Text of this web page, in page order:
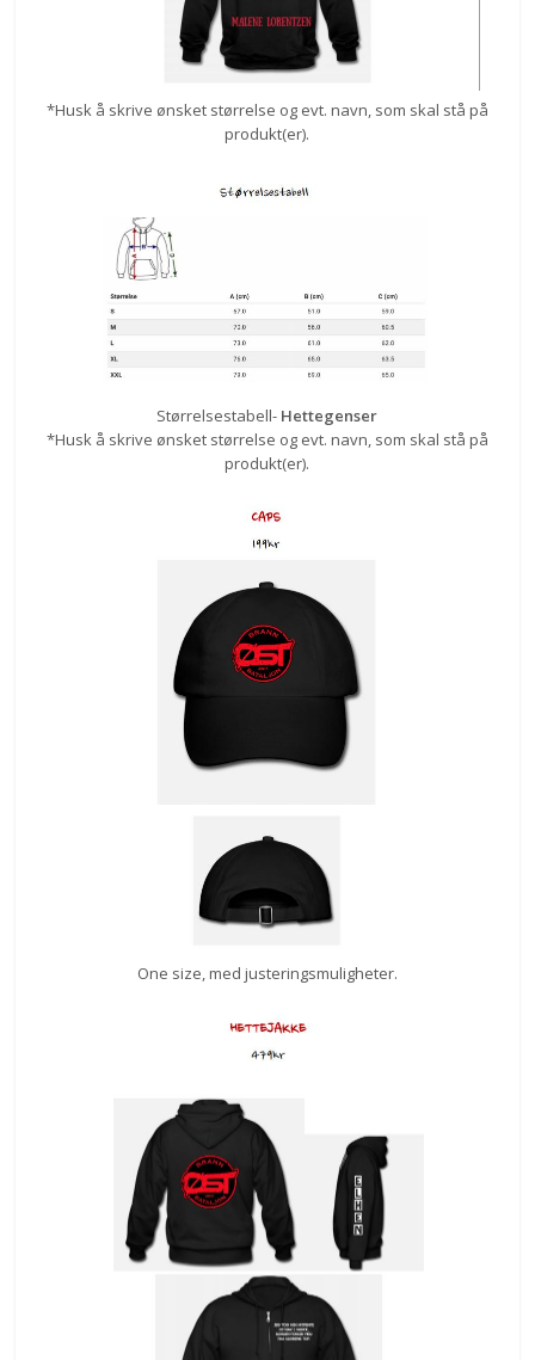
*Husk å skrive ønsket størrelse og evt. navn, som skal stå på
produkt(er).
Størrelsestabell- Hettegenser
*Husk å skrive ønsket størrelse og evt. navn, som skal stå på
produkt(er).
One size, med justeringsmuligheter.